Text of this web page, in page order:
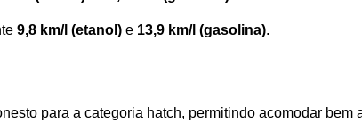
9,8 km/l (etanol) e 13,9 km/l (gasolina).
para a categoria hatch, permitindo acomodar bem